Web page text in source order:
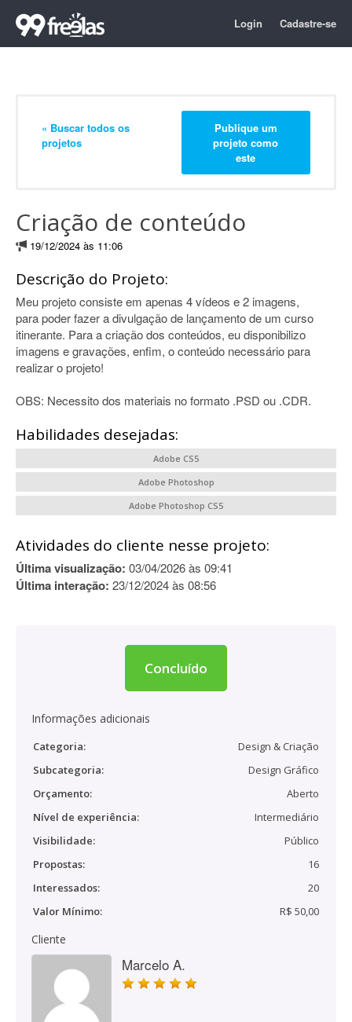
Login Cadastre-se
« Buscar todos os
projetos
Publique um
projeto como
este
Criação de conteúdo
19/12/2024 às 11:06
Descrição do Projeto:
Meu projeto consiste em apenas 4 vídeos e 2 imagens,
para poder fazer a divulgação de lançamento de um curso
itinerante. Para a criação dos conteúdos, eu disponibilizo
imagens e gravações, enfim, o conteúdo necessário para
realizar o projeto!
OBS: Necessito dos materiais no formato .PSD ou .CDR.
Habilidades desejadas:
Adobe CS5
Adobe Photoshop
Adobe Photoshop CS5
Atividades do cliente nesse projeto:
Última visualização: 03/04/2026 às 09:41
Última interação: 23/12/2024 às 08:56
Concluído
Informações adicionais
Categoria:
Design & Criação
Subcategoria:
Design Gráfico
Orçamento:
Aberto
Nível de experiência:
Intermediário
Visibilidade:
Público
Propostas:
16
Interessados:
20
Valor Mínimo:
R$ 50,00
Cliente
Marcelo A.